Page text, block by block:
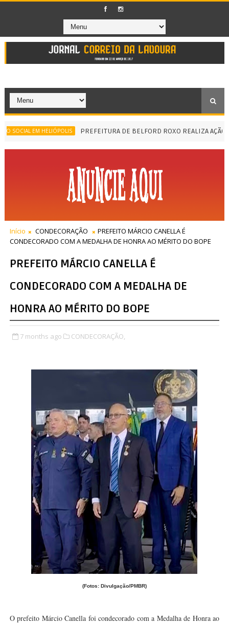
EM HELIÓPOLIS PREFEITURA DE BELFORD ROXO REALIZA AÇÃO
Início CONDECORAÇÃO
PREFEITO MÁRCIO CANELLA É
CONDECORADO COM A MEDALHA DE HONRA AO MÉRITO DO BOPE
PREFEITO MÁRCIO CANELLA É
CONDECORADO COM A MEDALHA DE
HONRA AO MÉRITO DO BOPE
7 months ago CONDECORAÇÃO,
(Fotos: Divulgação/PMBR)
O prefeito Márcio Canella foi condecorado com a Medalha de Honra ao